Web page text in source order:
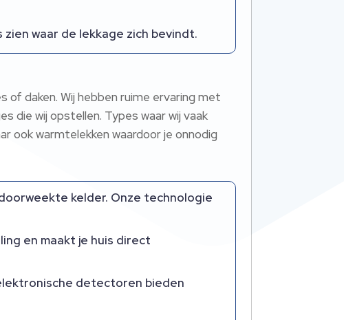
waar de lekkage zich bevindt.
daken. Wij hebben ruime ervaring met
die wij opstellen. Types waar wij vaak
ook warmtelekken waardoor je onnodig
kelder. Onze technologie
en maakt je huis direct
detectoren bieden